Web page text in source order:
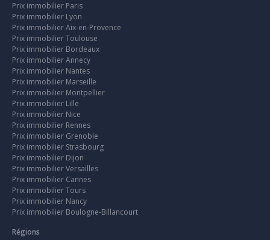
Prix immobilier Paris
Prix immobilier Lyon
Prix immobilier Aix-en-Provence
Prix immobilier Toulouse
Prix immobilier Bordeaux
Prix immobilier Annecy
Prix immobilier Nantes
Prix immobilier Marseille
Prix immobilier Montpellier
Prix immobilier Lille
Prix immobilier Nice
Prix immobilier Rennes
Prix immobilier Grenoble
Prix immobilier Strasbourg
Prix immobilier Dijon
Prix immobilier Versailles
Prix immobilier Cannes
Prix immobilier Tours
Prix immobilier Nancy
Prix immobilier Boulogne-Billancourt
Régions